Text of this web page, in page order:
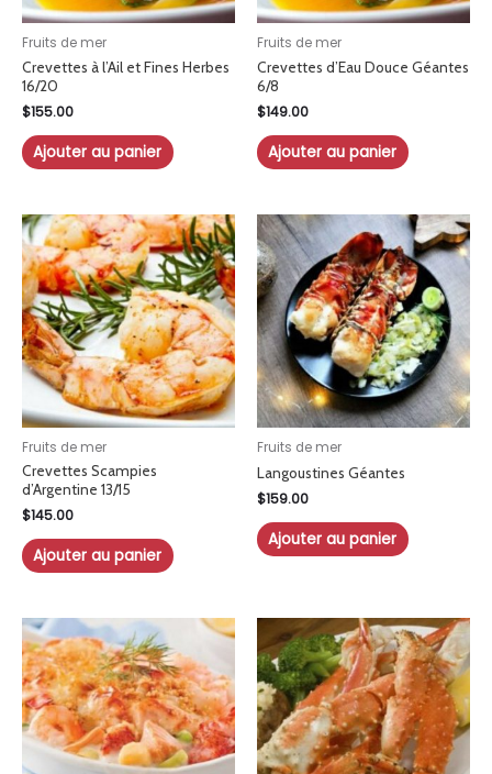
Fruits de mer
Crevettes à l’Ail et Fines Herbes
16/20
$155.00
Ajouter au panier
Fruits de mer
Crevettes d’Eau Douce Géantes
6/8
$149.00
Ajouter au panier
Fruits de mer
Crevettes Scampies
d’Argentine 13/15
$145.00
Ajouter au panier
Fruits de mer
Langoustines Géantes
$159.00
Ajouter au panier